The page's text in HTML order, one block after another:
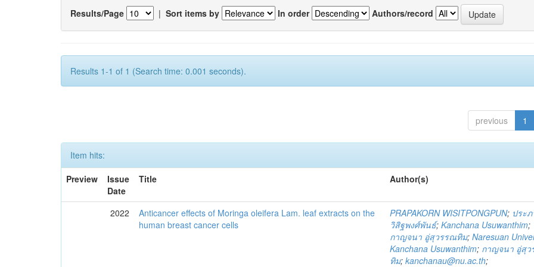
Results/Page | Sort items by In order Authors/record
Results 1-1 of 1 (Search time: 0.001 seconds).
previous 1
Item hits:
Preview
Issue
Date
Title Author(s)
2022
Anticancer effects of Moringa oleifera Lam. leaf extracts on the
human breast cancer cells
PRAPAKORN WISITPONGPUN; ประ
วิสิฐพงศ์พันธ์;Kanchana Usuwanthim;
กาญจนา อู่สุวรรณทิม;Naresuan
Kanchana Usuwanthim; กาญจนา อู่สุ
ทิม;kanchanau@nu.ac.th;